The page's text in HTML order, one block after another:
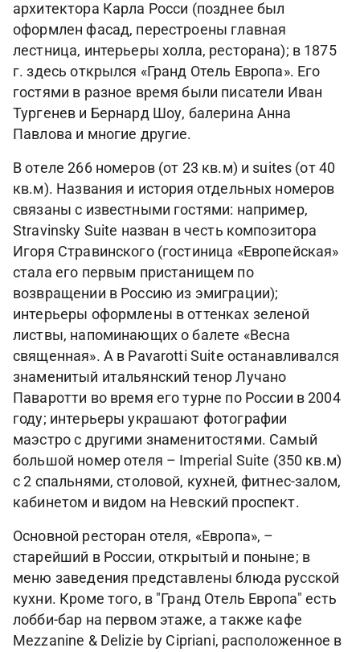
архитектора Карла Росси (позднее был
оформлен фасад, перестроены главная
лестница, интерьеры холла, ресторана); в 1875
г. здесь открылся «Гранд Отель Европа». Его
гостями в разное время были писатели Иван
Тургенев и Бернард Шоу, балерина Анна
Павлова и многие другие.
В отеле 266 номеров (от 23 кв.м) и suites (от 40
кв.м). Названия и история отдельных номеров
связаны с известными гостями: например,
Stravinsky Suite назван в честь композитора
Игоря Стравинского (гостиница «Европейская»
стала его первым пристанищем по
возвращении в Россию из эмиграции);
интерьеры оформлены в оттенках зеленой
листвы, напоминающих о балете «Весна
священная». А в Pavarotti Suite останавливался
знаменитый итальянский тенор Лучано
Паваротти во время его турне по России в 2004
году; интерьеры украшают фотографии
маэстро с другими знаменитостями. Самый
большой номер отеля – Imperial Suite (350 кв.м)
с 2 спальнями, столовой, кухней, фитнес-залом,
кабинетом и видом на Невский проспект.
Основной ресторан отеля, «Европа», –
старейший в России, открытый и поныне; в
меню заведения представлены блюда русской
кухни. Кроме того, в "Гранд Отель Европа" есть
лобби-бар на первом этаже, а также кафе
Mezzanine & Delizie by Cipriani, расположенное в